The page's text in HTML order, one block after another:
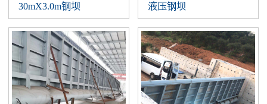
30mX3.0m钢坝 液压钢坝